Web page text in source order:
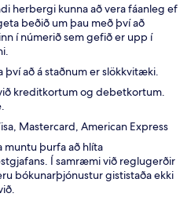
herbergi kunna að vera fáanleg ef
beðið um þau með því að
í númerið sem gefið er upp í
því að á staðnum er slökkvitæki.
kreditkortum og debetkortum.
Mastercard, American Express
muntu þurfa að hlíta
Í samræmi við reglugerðir
bókunarþjónustur gististaða ekki